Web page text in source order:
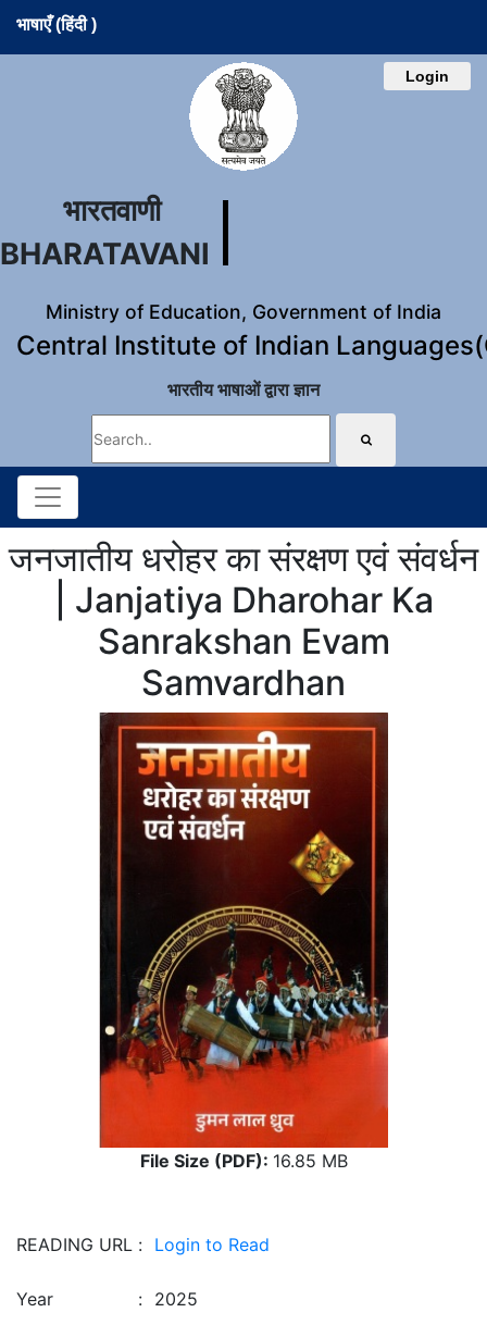
भाषाएँ (हिंदी )
Login
भारतवाणी
BHARATAVANI
Ministry of Education, Government of India
Central Institute of Indian
भारतीय भाषाओं द्वारा ज्ञान
जनजातीय धरोहर का संरक्षण एवं संवर्धन
| Janjatiya Dharohar Ka
Sanrakshan Evam
Samvardhan
File Size (PDF): 16.85 MB
READING URL : Login to Read
Year : 2025